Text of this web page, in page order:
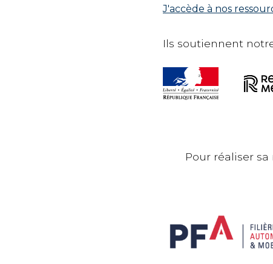
J'accède à nos
Ils soutiennent
Pour réaliser